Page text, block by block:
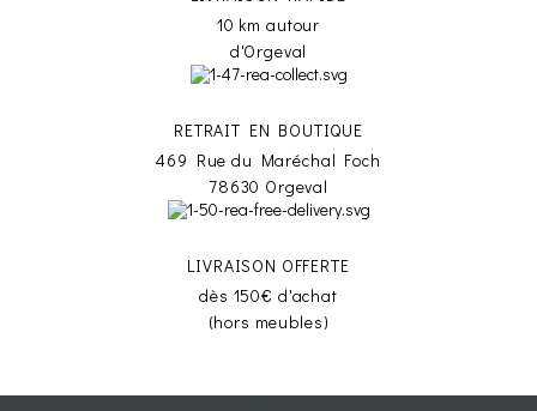
10 km autour
d'Orgeval
RETRAIT EN BOUTIQUE
469 Rue du Maréchal Foch
78630 Orgeval
LIVRAISON OFFERTE
dès 150€ d'achat
(hors meubles)